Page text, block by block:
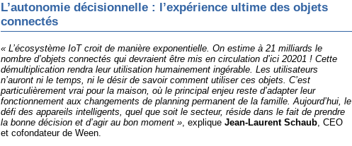
L’autonomie décisionnelle : l’expérience ultime des objets
connectés
« L’écosystème IoT croit de manière exponentielle. On estime à 21 milliards le
nombre d’objets connectés qui devraient être mis en circulation d’ici 20201 ! Cette
démultiplication rendra leur utilisation humainement ingérable. Les utilisateurs
n’auront ni le temps, ni le désir de savoir comment utiliser ces objets. C’est
particulièrement vrai pour la maison, où le principal enjeu reste d’adapter leur
fonctionnement aux changements de planning permanent de la famille. Aujourd’hui, le
défi des appareils intelligents, quel que soit le secteur, réside dans le fait de prendre
la bonne décision et d’agir au bon moment », explique Jean-Laurent Schaub, CEO
et cofondateur de Ween.